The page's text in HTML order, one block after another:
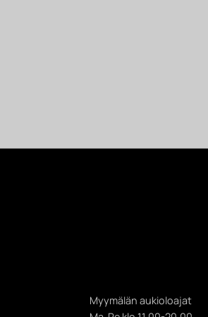
Myymälän aukioloajat